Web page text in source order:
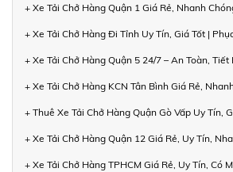
+ Xe Tải Chở Hàng Quận 1 Giá Rẻ, Nhanh
+ Xe Tải Chở Hàng Đi Tỉnh Uy Tín, Giá Tốt |
+ Xe Tải Chở Hàng Quận 5 24/7 – An Toàn,
+ Xe Tải Chở Hàng KCN Tân Bình Giá Rẻ,
+ Thuê Xe Tải Chở Hàng Quận Gò Vấp Uy Tín,
+ Xe Tải Chở Hàng Quận 12 Giá Rẻ, Uy Tín,
+ Xe Tải Chở Hàng TPHCM Giá Rẻ, Uy Tín, Có